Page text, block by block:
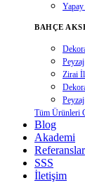
BAHÇE
Zirai
Peyzaj
Tüm Ürünleri
Blog
Akademi
Referanslar
SSS
İletişim